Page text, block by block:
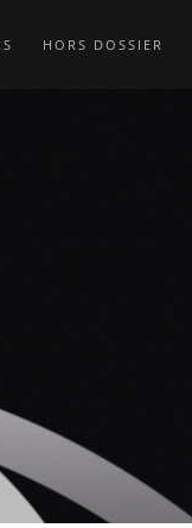
HORS DOSSIER